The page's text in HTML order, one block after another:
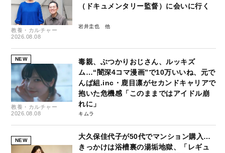
教養・カルチャー
2026.08.08
（ドキュメンタリー監督）に会いに行く
岩井圭也
NEW
教養・カルチャー
2026.08.08
毒親、ぶつかりおじさん、ルッキズ
ム…“闇深4コマ漫画”で10万いいね、元で
んぱ組.inc・鹿目凛がセカンドキャリアで
抱いた危機感「このままではアイドル崩
れに」
キムラ
NEW
大久保佳代子が50代でマンション購入…
きっかけは浴槽裏の湯垢地獄、「レギュ